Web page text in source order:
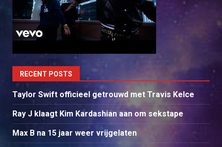
RECENT POSTS
Taylor Swift officieel getrouwd met Travis Kelce
Ray J klaagt Kim Kardashian aan om sekstape
Max B na 15 jaar weer vrijgelaten